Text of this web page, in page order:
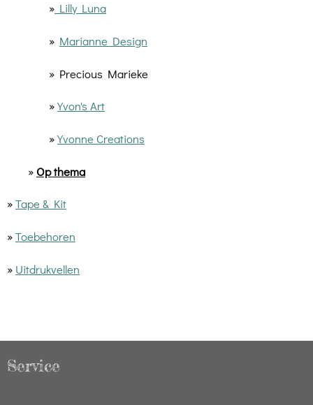
» Lilly Luna
» Marianne Design
» Precious Marieke
»Yvon's Art
»Yvonne Creations
» Op thema
»Tape & Kit
»Toebehoren
» Uitdrukvellen
Service